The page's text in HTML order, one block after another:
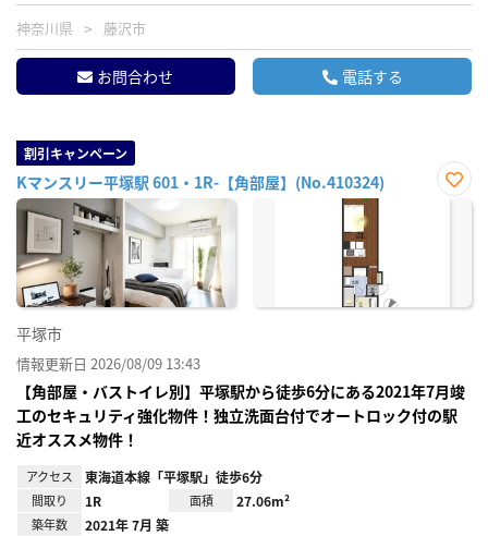
神奈川県 藤沢市
お問合わせ 電話する
割引キャンペーン
Kマンスリー平塚駅 601・1R-【角部屋】(No.410324)
お気
平塚市
情報更新日 2026/08/09 13:43
【角部屋・バストイレ別】平塚駅から徒歩6分にある2021年7月竣
工のセキュリティ強化物件！独立洗面台付でオートロック付の駅
近オススメ物件！
アクセス 東海道本線「平塚駅」徒歩6分
間取り 1R 面積 27.06m²
築年数 2021年 7月 築